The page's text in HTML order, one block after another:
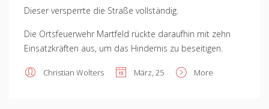
Dieser versperrte die Straße vollständig.
Die Ortsfeuerwehr Martfeld rückte daraufhin mit zehn
Einsatzkräften aus, um das Hindernis zu beseitigen.
Christian Wolters März, 25 More